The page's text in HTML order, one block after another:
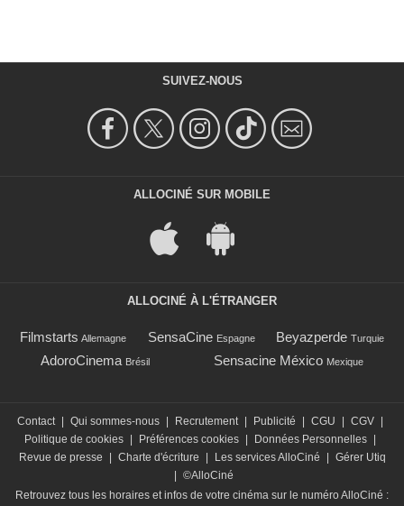
SUIVEZ-NOUS
ALLOCINÉ SUR MOBILE
ALLOCINÉ À L'ÉTRANGER
Filmstarts Allemagne SensaCine Espagne Beyazperde Turquie
AdoroCinema Brésil Sensacine México Mexique
Contact Qui sommes-nous Recrutement Publicité CGU CGV
Politique de cookies
Préférences cookies Données Personnelles
Revue de presse
Charte d'écriture Les services AlloCiné
Gérer Utiq
©AlloCiné
Retrouvez tous les horaires et infos de votre cinéma sur le numéro AlloCiné :